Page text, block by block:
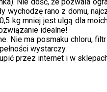
rano z domu,
kg mniej jest ulgą dla
idealne!
Nie ma posmaku chloru,
wystarczy.
przez internet i w